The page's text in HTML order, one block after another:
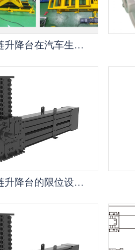
伊特刚性链升降台在汽车生产线总装车间的应用
伊特刚性链升降台的限位设定提示